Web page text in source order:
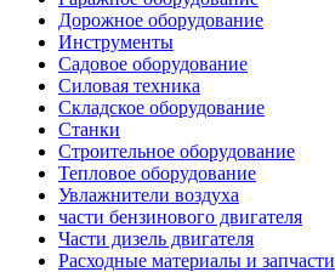
Дорожное оборудование
Инструменты
Садовое оборудование
Силовая техника
Складское оборудование
Станки
Строительное оборудование
Тепловое оборудование
Увлажнители воздуха
части бензинового двигателя
Части дизель двигателя
Расходные материалы и запчасти